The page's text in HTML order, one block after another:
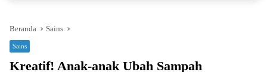
Beranda Sains
Sains
Kreatif! Anak-anak Ubah Sampah